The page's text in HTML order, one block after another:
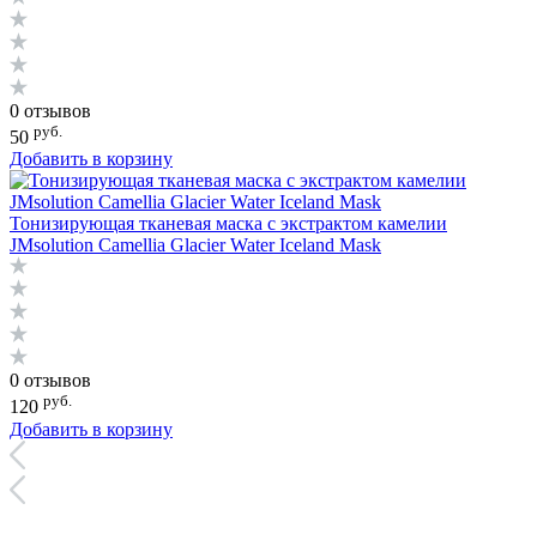
0 отзывов
50 руб.
Добавить в корзину
Тонизирующая тканевая маска с экстрактом камелии
JMsolution Camellia Glacier Water Iceland Mask
0 отзывов
120 руб.
Добавить в корзину